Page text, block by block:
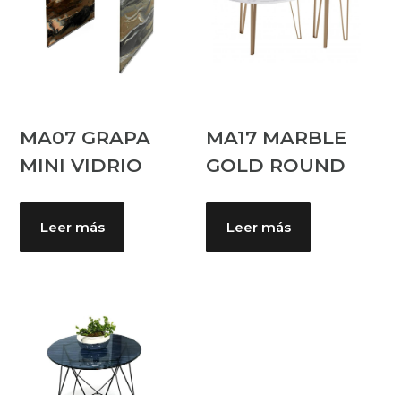
MA07 GRAPA
MINI VIDRIO
Leer más
MA17 MARBLE
GOLD ROUND
Leer más